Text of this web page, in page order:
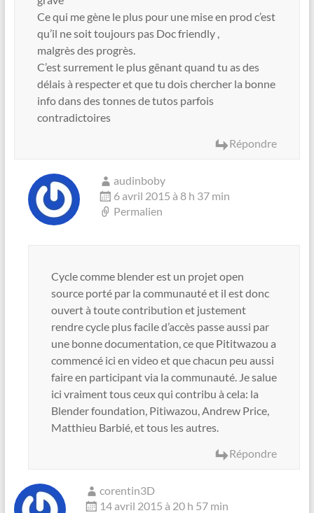
Ce qui me gène le plus pour une mise en prod c’est
qu’il ne soit toujours pas Doc friendly ,
malgrès des progrès.
C’est surrement le plus gênant quand tu as des
délais à respecter et que tu dois chercher la bonne
info dans des tonnes de tutos parfois
contradictoires
Répondre
audinboby
6 avril 2015 à 8 h 37 min
Permalien
Cycle comme blender est un projet open
source porté par la communauté et il est donc
ouvert à toute contribution et justement
rendre cycle plus facile d’accès passe aussi par
une bonne documentation, ce que Pititwazou a
commencé ici en video et que chacun peu aussi
faire en participant via la communauté. Je salue
ici vraiment tous ceux qui contribu à cela: la
Blender foundation, Pitiwazou, Andrew Price,
Matthieu Barbié, et tous les autres.
Répondre
corentin3D
14 avril 2015 à 20 h 57 min